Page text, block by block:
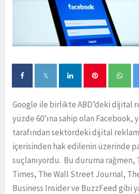
Google ile birlikte ABD’deki dijital
yüzde 60’ına sahip olan Facebook,
tarafından sektördeki dijital
içerisinden hak edilenin üzerinde
suçlanıyordu. Bu duruma rağmen,
Times, The Wall Street Journal,
Business Insider ve BuzzFeed gibi